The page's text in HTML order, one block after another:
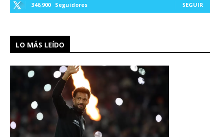
346,900 Seguidores SEGUIR
LO MÁS LEÍDO